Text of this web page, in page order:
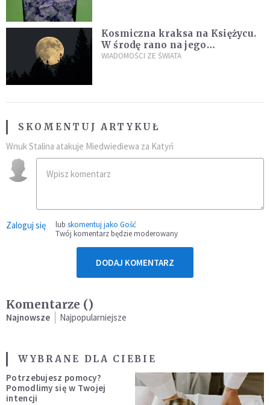
Kosmiczna kraksa na Księżycu.
W środę rano na jego
powierzchni dojdzie do
WIADOMOŚCI ZE ŚWIATA
SKOMENTUJ ARTYKUŁ
Wnuk Stalina atakuje Miedwiediewa za Katyń
Zaloguj się lub skomentuj jako Gość
Twój komentarz będzie moderowany
DODAJ KOMENTARZ
Komentarze ()
Najnowsze Najpopularniejsze
WYBRANE DLA CIEBIE
Potrzebujesz pomocy?
Pomodlimy się w Twojej
intencji